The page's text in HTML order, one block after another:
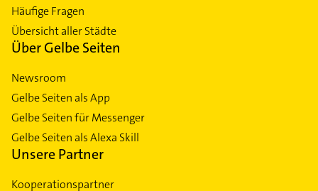
Häufige Fragen
Übersicht aller Städte
Über Gelbe Seiten
Newsroom
Gelbe Seiten als App
Gelbe Seiten für Messenger
Gelbe Seiten als Alexa Skill
Unsere Partner
Kooperationspartner